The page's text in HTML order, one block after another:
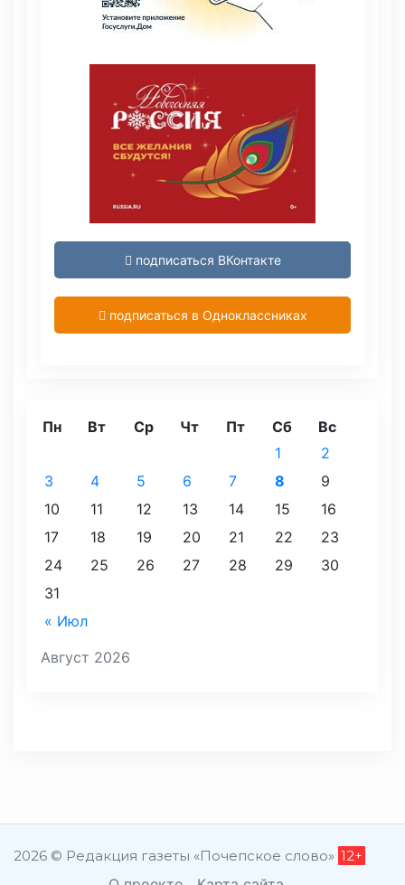
подписаться ВКонтакте
подписаться в Одноклассниках
Август 2026
Пн Вт Ср Чт Пт Сб Вс
« Июл
1
2
3
4 5 6 7 8
9
10
11 12 13 14 15
16
17
18 19 20 21 22
23
24
25 26 27 28 29
30
31
2026 © Редакция газеты «Почепское слово» 12+